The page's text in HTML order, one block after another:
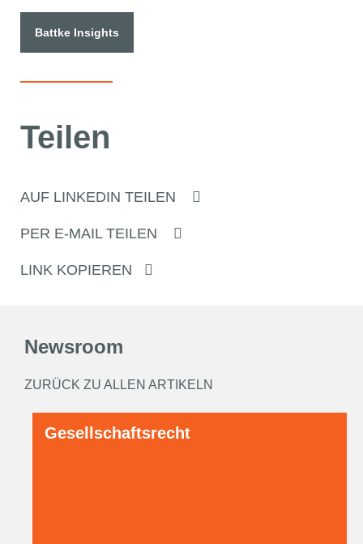
Battke Insights
Teilen
AUF LINKEDIN TEILEN
PER E-MAIL TEILEN
LINK KOPIEREN
Newsroom
ZURÜCK ZU ALLEN ARTIKELN
Gesellschaftsrecht